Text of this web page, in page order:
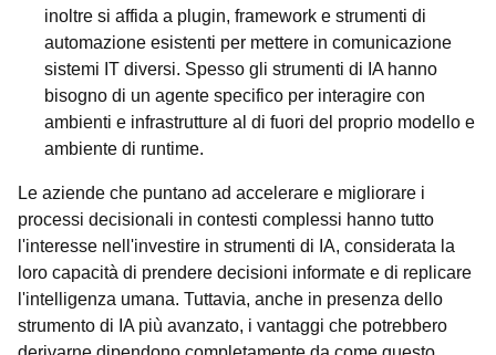
inoltre si affida a plugin, framework e strumenti di
automazione esistenti per mettere in comunicazione
sistemi IT diversi. Spesso gli strumenti di IA hanno
bisogno di un agente specifico per interagire con
ambienti e infrastrutture al di fuori del proprio modello e
ambiente di runtime.
Le aziende che puntano ad accelerare e migliorare i
processi decisionali in contesti complessi hanno tutto
l'interesse nell'investire in strumenti di IA, considerata la
loro capacità di prendere decisioni informate e di replicare
l'intelligenza umana. Tuttavia, anche in presenza dello
strumento di IA più avanzato, i vantaggi che potrebbero